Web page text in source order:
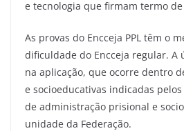
e tecnologia que firmam termo de
As provas do Encceja PPL têm o
dificuldade do Encceja regular. A
na aplicação, que ocorre dentro
e socioeducativas indicadas
de administração prisional e
unidade da Federação.